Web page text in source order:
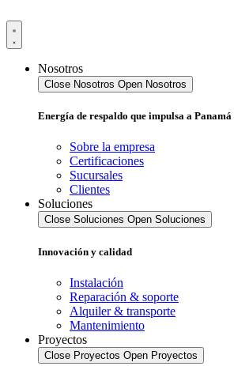
al
contenido
Nosotros
Close Nosotros Open Nosotros
Energía de respaldo que impulsa a Panamá
Sobre la empresa
Certificaciones
Sucursales
Clientes
Soluciones
Close Soluciones Open Soluciones
Innovación y calidad
Instalación
Reparación & soporte
Alquiler & transporte
Mantenimiento
Proyectos
Close Proyectos Open Proyectos